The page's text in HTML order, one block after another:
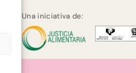
Una iniciativa de: